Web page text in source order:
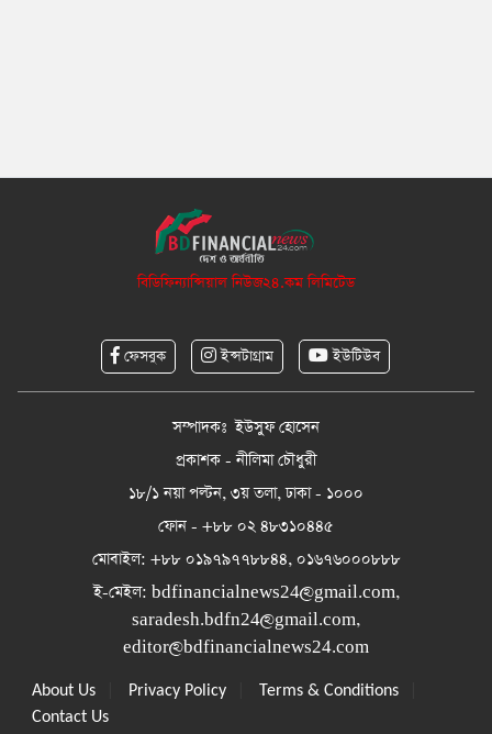
বিডিফিন্যান্সিয়াল নিউজ২৪.কম লিমিটেড
ফেসবুক ইন্সটাগ্রাম ইউটিউব
সম্পাদকঃ ইউসুফ হোসেন
প্রকাশক - নীলিমা চৌধুরী
১৮/১ নয়া পল্টন, ৩য় তলা, ঢাকা - ১০০০
ফোন - +৮৮ ০২ ৪৮৩১০৪৪৫
মোবাইল: +৮৮ ০১৯৭৯৭৭৮৮৪৪, ০১৬৭৬০০০৮৮৮
ই-মেইল: bdfinancialnews24@gmail.com,
saradesh.bdfn24@gmail.com,
editor@bdfinancialnews24.com
About Us Privacy Policy Terms & Conditions
Contact Us